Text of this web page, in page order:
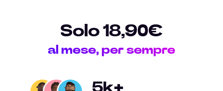
Solo 18,90€
al mese, per sempre
5k+